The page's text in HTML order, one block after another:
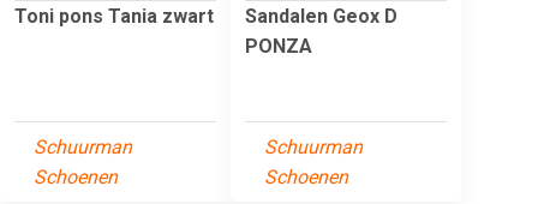
Toni pons Tania zwart
Schuurman
Schoenen
Sandalen Geox D
PONZA
Schuurman
Schoenen